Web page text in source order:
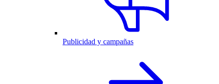
Publicidad y campañas